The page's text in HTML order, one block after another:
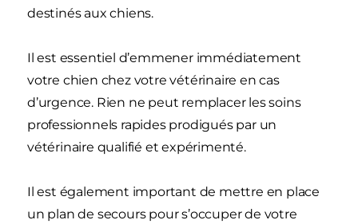
destinés aux chiens.
Il est essentiel d’emmener immédiatement
votre chien chez votre vétérinaire en cas
d’urgence. Rien ne peut remplacer les soins
professionnels rapides prodigués par un
vétérinaire qualifié et expérimenté.
Il est également important de mettre en place
un plan de secours pour s’occuper de votre